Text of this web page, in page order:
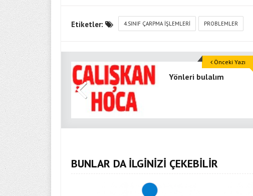
Etiketler: 4.SINIF ÇARPMA IŞLEMLERI PROBLEMLER
Yönleri bulalım
Önceki Yazı
BUNLAR DA İLGİNİZİ ÇEKEBİLİR